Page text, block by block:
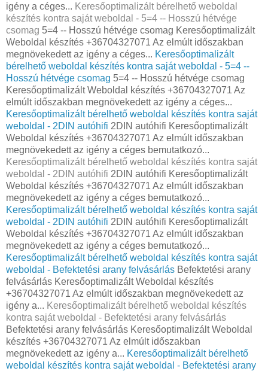
igény a céges... Keresőoptimalizált bérelhető weboldal
készítés kontra saját weboldal - 5=4 -- Hosszú hétvége
csomag 5=4 -- Hosszú hétvége csomag Keresőoptimalizált
Weboldal készítés +36704327071 Az elmúlt időszakban
megnövekedett az igény a céges... Keresőoptimalizált
bérelhető weboldal készítés kontra saját weboldal - 5=4 --
Hosszú hétvége csomag 5=4 -- Hosszú hétvége csomag
Keresőoptimalizált Weboldal készítés +36704327071 Az
elmúlt időszakban megnövekedett az igény a céges...
Keresőoptimalizált bérelhető weboldal készítés kontra saját
weboldal - 2DIN autóhifi 2DIN autóhifi Keresőoptimalizált
Weboldal készítés +36704327071 Az elmúlt időszakban
megnövekedett az igény a céges bemutatkozó...
Keresőoptimalizált bérelhető weboldal készítés kontra saját
weboldal - 2DIN autóhifi 2DIN autóhifi Keresőoptimalizált
Weboldal készítés +36704327071 Az elmúlt időszakban
megnövekedett az igény a céges bemutatkozó...
Keresőoptimalizált bérelhető weboldal készítés kontra saját
weboldal - 2DIN autóhifi 2DIN autóhifi Keresőoptimalizált
Weboldal készítés +36704327071 Az elmúlt időszakban
megnövekedett az igény a céges bemutatkozó...
Keresőoptimalizált bérelhető weboldal készítés kontra saját
weboldal - Befektetési arany felvásárlás Befektetési arany
felvásárlás Keresőoptimalizált Weboldal készítés
+36704327071 Az elmúlt időszakban megnövekedett az
igény a... Keresőoptimalizált bérelhető weboldal készítés
kontra saját weboldal - Befektetési arany felvásárlás
Befektetési arany felvásárlás Keresőoptimalizált Weboldal
készítés +36704327071 Az elmúlt időszakban
megnövekedett az igény a... Keresőoptimalizált bérelhető
weboldal készítés kontra saját weboldal - Befektetési arany